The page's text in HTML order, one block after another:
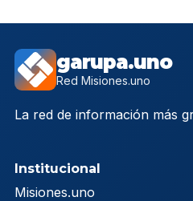
garupa.uno
Red Misiones.uno
La red de información más
Institucional
Misiones.uno